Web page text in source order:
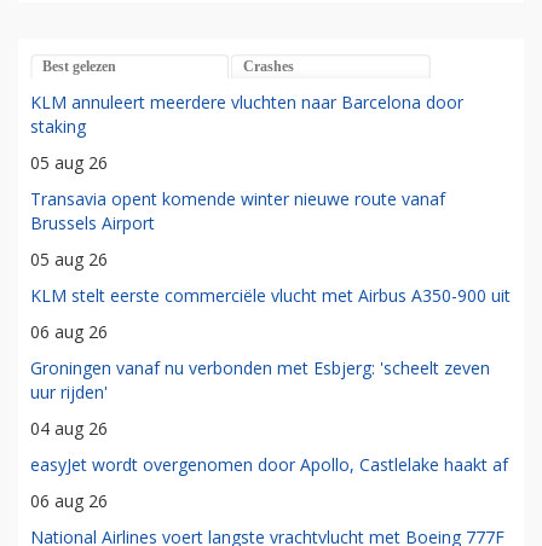
Best gelezen Crashes
KLM annuleert meerdere vluchten naar Barcelona door
staking
05 aug 26
Transavia opent komende winter nieuwe route vanaf
Brussels Airport
05 aug 26
KLM stelt eerste commerciële vlucht met Airbus A350-900 uit
06 aug 26
Groningen vanaf nu verbonden met Esbjerg: 'scheelt zeven
uur rijden'
04 aug 26
easyJet wordt overgenomen door Apollo, Castlelake haakt af
06 aug 26
National Airlines voert langste vrachtvlucht met Boeing 777F